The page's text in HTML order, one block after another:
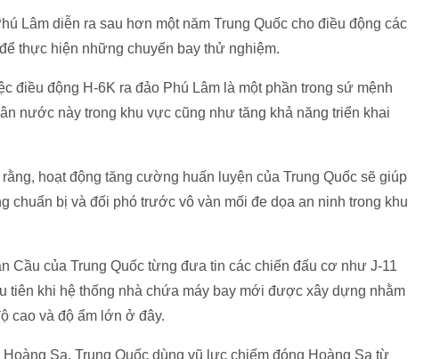
Lâm diễn ra sau hơn một năm Trung Quốc cho điều động các
thực hiện những chuyến bay thử nghiệm.
điều động H-6K ra đảo Phú Lâm là một phần trong sứ mệnh
nước này trong khu vực cũng như tăng khả năng triển khai
hoạt động tăng cường huấn luyện của Trung Quốc sẽ giúp
chuẩn bị và đối phó trước vô vàn mối đe dọa an ninh trong khu
Cầu của Trung Quốc từng đưa tin các chiến đấu cơ như J-11
tiên khi hệ thống nhà chứa máy bay mới được xây dựng nhằm
cao và độ ẩm lớn ở đây.
Sa. Trung Quốc dùng vũ lực chiếm đóng Hoàng Sa từ